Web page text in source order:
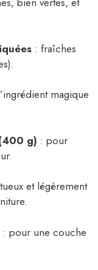
: fraîches
magique
g) : pour
et légèrement
: pour une couche